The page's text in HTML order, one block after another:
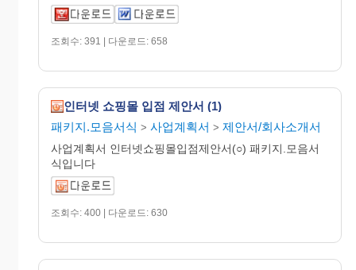
조회수: 391 | 다운로드: 658
인터넷 쇼핑몰 입점 제안서 (1)
패키지.모음서식 > 사업계획서 > 제안서/회사소개서
사업계획서 인터넷쇼핑몰입점제안서(○) 패키지.모음서
식입니다
조회수: 400 | 다운로드: 630